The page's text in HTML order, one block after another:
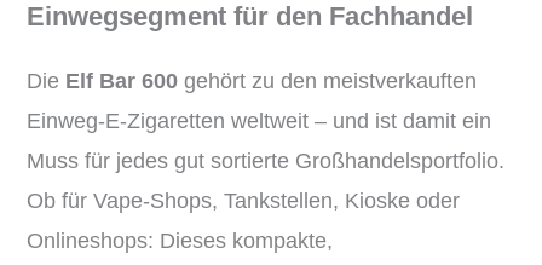
Einwegsegment für den Fachhandel
Die Elf Bar 600 gehört zu den meistverkauften
Einweg-E-Zigaretten weltweit – und ist damit ein
Muss für jedes gut sortierte Großhandelsportfolio.
Ob für Vape-Shops, Tankstellen, Kioske oder
Onlineshops: Dieses kompakte,